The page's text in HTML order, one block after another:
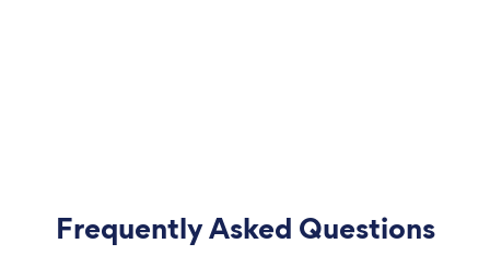
Frequently Asked Questions